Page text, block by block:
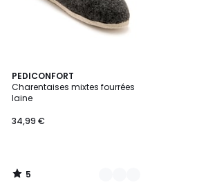
PEDICONFORT
Charentaises mixtes fourrées
laine
34,99 €
5
/
5
3
Couleurs
5
/